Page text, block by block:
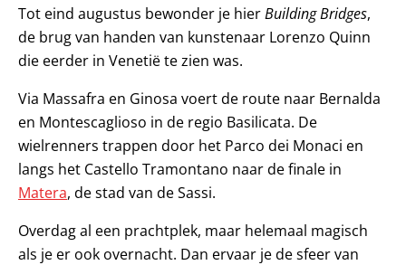
Tot eind augustus bewonder je hierBuilding Bridges,
de brug van handen van kunstenaar Lorenzo Quinn
die eerder in Venetië te zien was.
Via Massafra en Ginosa voert de route naar Bernalda
en Montescaglioso in de regio Basilicata. De
wielrenners trappen door het Parco dei Monaci en
langs het Castello Tramontano naar de finale in
Matera, de stad van de Sassi.
Overdag al een prachtplek, maar helemaal magisch
als je er ook overnacht. Dan ervaar je de sfeer van